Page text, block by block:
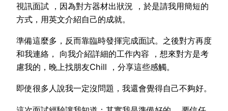
視訊面試 ，因為對方器材出狀況 ，於是請我用簡短的
方式，用英文介紹自己的成就。
準備這麼多，反而靠臨時發揮完成面試。之後對方再度
和我連絡， 向我介紹詳細的工作內容 ，想來對方是考
慮我的，晚上找朋友Chill ，分享這些感觸。
即使很多人說我一定沒問題，我還會覺得自己不夠好。